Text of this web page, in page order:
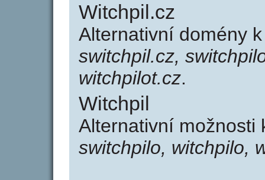
Witchpil.cz
Alternativní domény
switchpil.cz,
witchpilot.cz.
Witchpil
Alternativní
switchpilo, witchpilo,